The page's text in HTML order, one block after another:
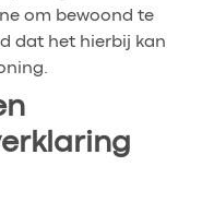
om bewoond te
dat het hierbij kan